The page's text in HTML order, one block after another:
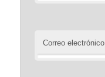
Correo electrónico